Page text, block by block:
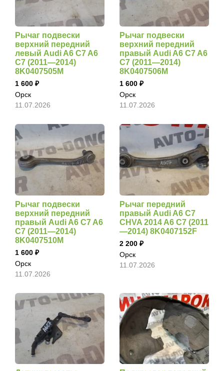
Рычаг подвески
верхний передний
левый Audi A6 C7 A6
C7 (2011—2014)
8K0407505M
1 600
Орск
11.07.2026
Рычаг подвески
верхний передний
правый Audi A6 C7 A6
C7 (2011—2014)
8K0407506M
1 600
Орск
11.07.2026
Рычаг подвески
верхний передний
правый Audi A6 C7 A6
C7 (2011—2014)
8K0407510M
1 600
Орск
11.07.2026
Рычаг передний
правый Audi A6 C7
CHVA 2014 A6 C7 (2011
—2014) 8K0407152F
2 200
Орск
11.07.2026